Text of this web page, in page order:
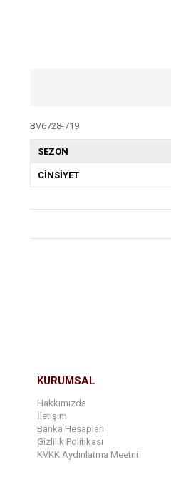
BV6728-719
SEZON
CİNSİYET
KURUMSAL
Hakkımızda
İletişim
Banka Hesapları
Gizlilik Politikası
KVKK Aydınlatma Meetni